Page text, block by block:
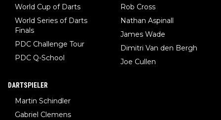
World Cup of Darts
World Series of Darts
Finals
PDC Challenge Tour
PDC Q-School
Rob Cross
Nathan Aspinall
James Wade
Dimitri Van den Bergh
Joe Cullen
DARTSPIELER
Martin Schindler
Gabriel Clemens